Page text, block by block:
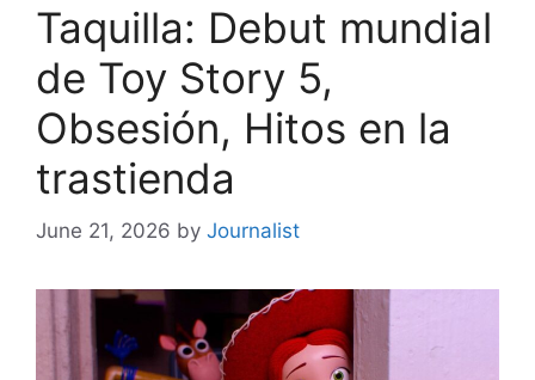
Taquilla: Debut mundial
de Toy Story 5,
Obsesión, Hitos en la
trastienda
June 21, 2026 by Journalist